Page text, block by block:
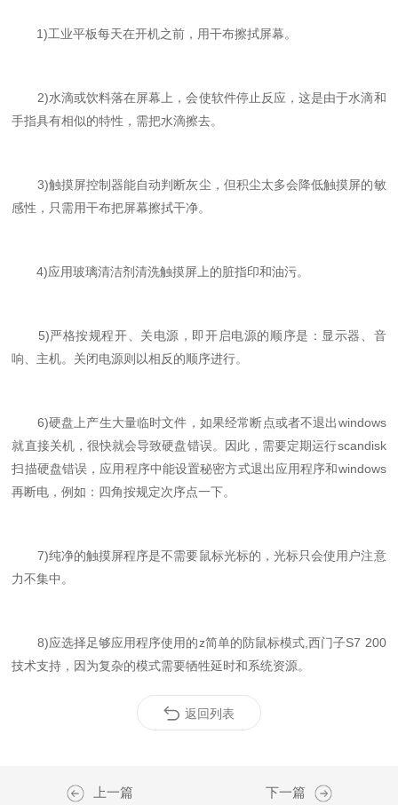
1)工业平板每天在开机之前，用干布擦拭屏幕。
2)水滴或饮料落在屏幕上，会使软件停止反应，这是由于水滴和
手指具有相似的特性，需把水滴擦去。
3)触摸屏控制器能自动判断灰尘，但积尘太多会降低触摸屏的敏
感性，只需用干布把屏幕擦拭干净。
4)应用玻璃清洁剂清洗触摸屏上的脏指印和油污。
5)严格按规程开、关电源，即开启电源的顺序是：显示器、音
响、主机。关闭电源则以相反的顺序进行。
6)硬盘上产生大量临时文件，如果经常断点或者不退出windows
就直接关机，很快就会导致硬盘错误。因此，需要定期运行scandisk
扫描硬盘错误，应用程序中能设置秘密方式退出应用程序和windows
再断电，例如：四角按规定次序点一下。
7)纯净的触摸屏程序是不需要鼠标光标的，光标只会使用户注意
力不集中。
8)应选择足够应用程序使用的z简单的防鼠标模式,西门子S7 200
技术支持，因为复杂的模式需要牺牲延时和系统资源。
返回列表
上一篇 下一篇